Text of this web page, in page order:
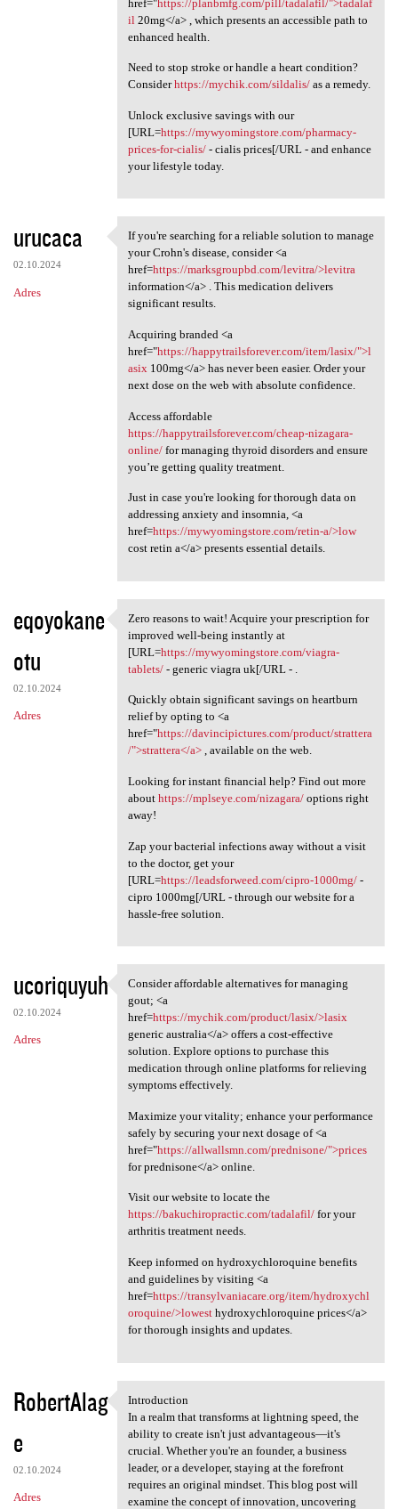
href="https://planbmfg.com/pill/tadalafil/">tadalaf
il 20mg</a> , which presents an accessible path to
enhanced health.
Need to stop stroke or handle a heart condition?
Considerhttps://mychik.com/sildalis/as a remedy.
Unlock exclusive savings with our
[URL=https://mywyomingstore.com/pharmacy-
prices-for-cialis/- cialis prices[/URL - and enhance
your lifestyle today.
urucaca
02.10.2024
Adres
If you're searching for a
If you're searching for a reliable solution to manage
your Crohn's disease, consider <a
href=https://marksgroupbd.com/levitra/>levitra
information</a> . This medication delivers
significant results.
Acquiring branded <a
href="https://happytrailsforever.com/item/lasix/">l
asix 100mg</a> has never been easier. Order your
next dose on the web with absolute confidence.
Access affordable
https://happytrailsforever.com/cheap-nizagara-
online/for managing thyroid disorders and ensure
you’re getting quality treatment.
Just in case you're looking for thorough data on
addressing anxiety and insomnia, <a
href=https://mywyomingstore.com/retin-a/>low
cost retin a</a> presents essential details.
eqoyokane
otu
02.10.2024
Adres
Zero reasons to wait! Acquire
Zero reasons to wait! Acquire your prescription for
improved well-being instantly at
[URL=https://mywyomingstore.com/viagra-
tablets/- generic viagra uk[/URL - .
Quickly obtain significant savings on heartburn
relief by opting to <a
href="https://davincipictures.com/product/strattera
/">strattera</a>, available on the web.
Looking for instant financial help? Find out more
about https://mplseye.com/nizagara/options right
away!
Zap your bacterial infections away without a visit
to the doctor, get your
[URL=https://leadsforweed.com/cipro-1000mg/-
cipro 1000mg[/URL - through our website for a
hassle-free solution.
ucoriquyuh
02.10.2024
Adres
Consider affordable
Consider affordable alternatives for managing
gout; <a
href=https://mychik.com/product/lasix/>lasix
generic australia</a> offers a cost-effective
solution. Explore options to purchase this
medication through online platforms for relieving
symptoms effectively.
Maximize your vitality; enhance your performance
safely by securing your next dosage of <a
href="https://allwallsmn.com/prednisone/">prices
for prednisone</a> online.
Visit our website to locate the
https://bakuchiropractic.com/tadalafil/for your
arthritis treatment needs.
Keep informed on hydroxychloroquine benefits
and guidelines by visiting <a
href=https://transylvaniacare.org/item/hydroxychl
oroquine/>lowesthydroxychloroquine prices</a>
for thorough insights and updates.
RobertAlag
e
02.10.2024
Adres
Introduction
Introduction
In a realm that transforms at lightning speed, the
ability to create isn't just advantageous—it's
crucial. Whether you're an founder, a business
leader, or a developer, staying at the forefront
requires an original mindset. This blog post will
examine the concept of innovation, uncovering